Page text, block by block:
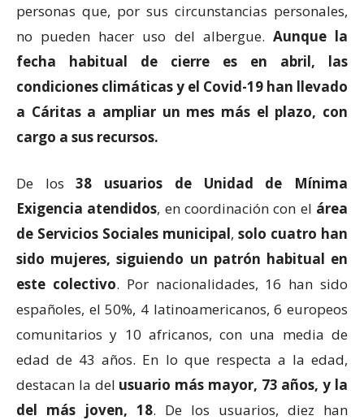
personas que, por sus circunstancias personales,
no pueden hacer uso del albergue. Aunque la
fecha habitual de cierre es en abril, las
condiciones climáticas y el Covid-19 han llevado
a Cáritas a ampliar un mes más el plazo, con
cargo a sus recursos.
De los38 usuarios de Unidad de Mínima
Exigencia atendidos, en coordinación con el área
de Servicios Sociales municipal, solo cuatro han
sido mujeres, siguiendo un patrón habitual en
este colectivo. Por nacionalidades, 16 han sido
españoles, el 50%, 4 latinoamericanos, 6 europeos
comunitarios y 10 africanos, con una media de
edad de 43 años. En lo que respecta a la edad,
destacan la del usuario más mayor, 73 años, y la
del más joven, 18. De los usuarios, diez han